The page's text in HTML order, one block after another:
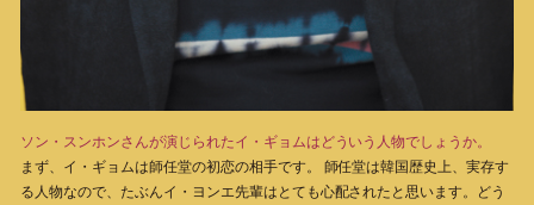
ソン・スンホンさんが演じられたイ・ギョムはどういう人物でしょうか。
まず、イ・ギョムは師任堂の初恋の相手です。 師任堂は韓国歴史上、実存す
る人物なので、たぶんイ・ヨンエ先輩はとても心配されたと思います。どう